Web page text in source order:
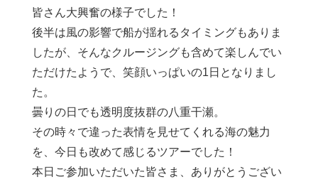
皆さん大興奮の様子でした！
後半は風の影響で船が揺れるタイミングもありま
したが、そんなクルージングも含めて楽しんでい
ただけたようで、笑顔いっぱいの1日となりまし
た。
曇りの日でも透明度抜群の八重干瀬。
その時々で違った表情を見せてくれる海の魅力
を、今日も改めて感じるツアーでした！
本日ご参加いただいた皆さま、ありがとうござい